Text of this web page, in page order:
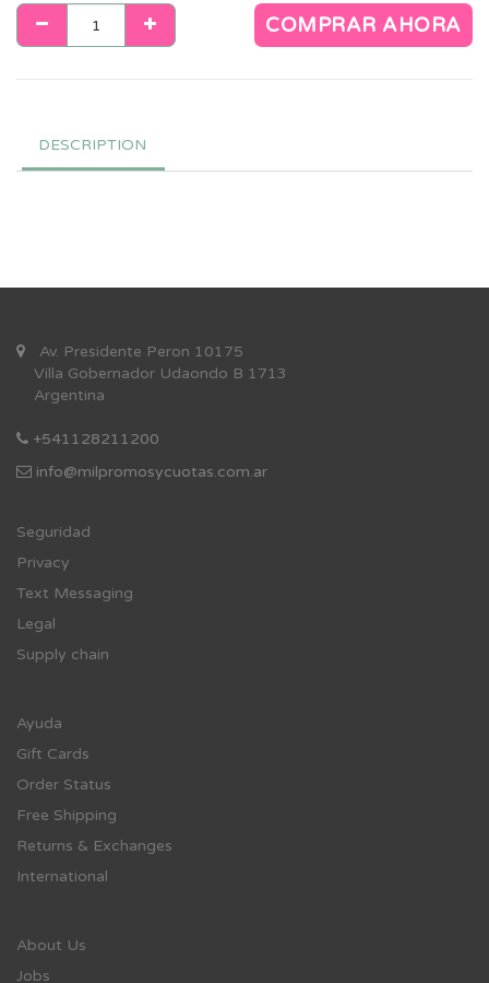
COMPRAR AHORA
DESCRIPTION
Av. Presidente Peron 10175
Villa Gobernador Udaondo B 1713
Argentina
+541128211200
info@milpromosycuotas.com.ar
Seguridad
Privacy
Text Messaging
Legal
Supply chain
Ayuda
Gift Cards
Order Status
Free Shipping
Returns & Exchanges
International
About Us
Jobs